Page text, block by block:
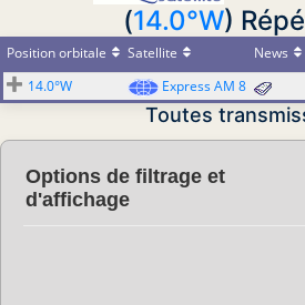
(14.0°W)
Position orbitale Satellite News
14.0°W
Express AM 8
Toutes
Options de filtrage et
d'affichage